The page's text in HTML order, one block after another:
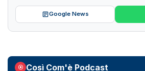
Google News
Così Com'è Podcast